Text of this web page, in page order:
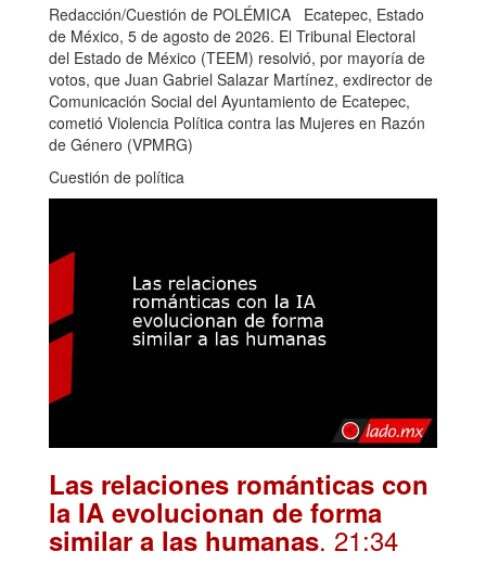
Redacción/Cuestión de POLÉMICA Ecatepec, Estado
de México, 5 de agosto de 2026. El Tribunal Electoral
del Estado de México (TEEM) resolvió, por mayoría de
votos, que Juan Gabriel Salazar Martínez, exdirector de
Comunicación Social del Ayuntamiento de Ecatepec,
cometió Violencia Política contra las Mujeres en Razón
de Género (VPMRG)
Cuestión de política
Las relaciones románticas con
la IA evolucionan de forma
similar a las humanas. 21:34